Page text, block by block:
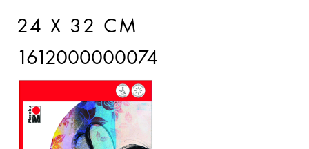
24 X 32 CM
1612000000074